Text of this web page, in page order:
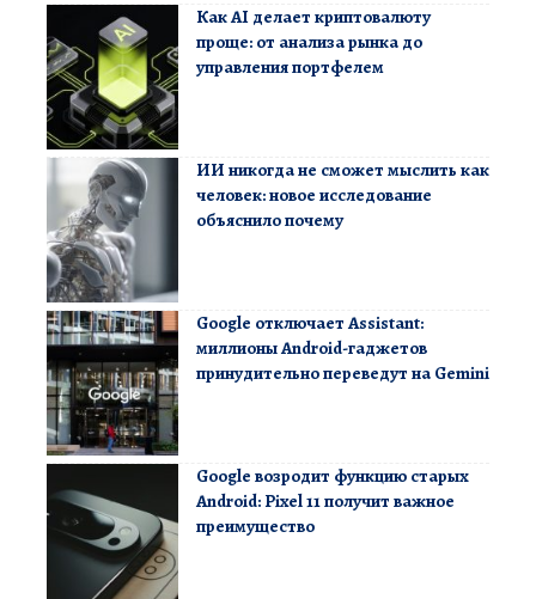
Как AI делает криптовалюту
проще: от анализа рынка до
управления портфелем
ИИ никогда не сможет мыслить как
человек: новое исследование
объяснило почему
Google отключает Assistant:
миллионы Android-гаджетов
принудительно переведут на Gemini
Google возродит функцию старых
Android: Pixel 11 получит важное
преимущество